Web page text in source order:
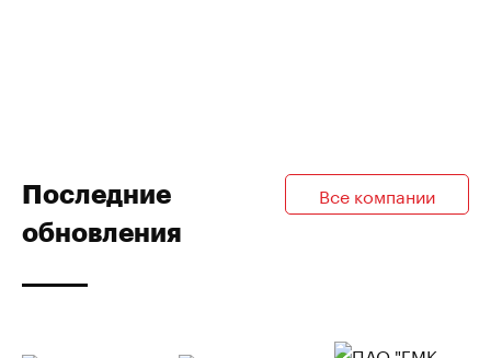
Последние
обновления
Все компании